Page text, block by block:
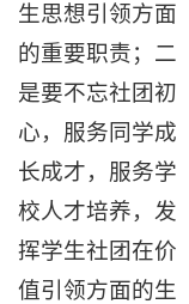
生思想引领方面
的重要职责；二
是要不忘社团初
心，服务同学成
长成才，服务学
校人才培养，发
挥学生社团在价
值引领方面的生